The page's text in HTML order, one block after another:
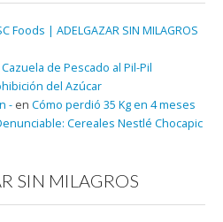
Foods | ADELGAZAR SIN MILAGROS
Cazuela de Pescado al Pil-Pil
del Azúcar
- en Cómo perdió 35 Kg en 4 meses
Cereales Nestlé Chocapic
SIN MILAGROS